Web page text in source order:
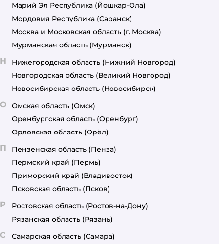
Марий Эл Республика (Йошкар-Ола)
Мордовия Республика (Саранск)
Москва и Московская область (г. Москва)
Мурманская область (Мурманск)
Н Нижегородская область (Нижний Новгород)
Новгородская область (Великий Новгород)
Новосибирская область (Новосибирск)
О Омская область (Омск)
Оренбургская область (Оренбург)
Орловская область (Орёл)
П Пензенская область (Пенза)
Пермский край (Пермь)
Приморский край (Владивосток)
Псковская область (Псков)
Р Ростовская область (Ростов-на-Дону)
Рязанская область (Рязань)
С Самарская область (Самара)